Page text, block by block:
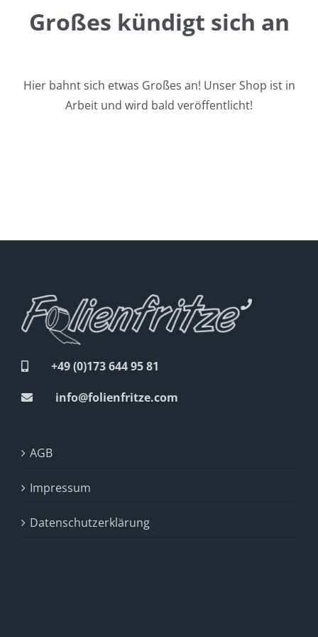
Großes kündigt sich an
Hier bahnt sich etwas Großes an! Unser Shop ist in
Arbeit und wird bald veröffentlicht!
+49 (0)173 644 95 81
info@folienfritze.com
AGB
Impressum
Datenschutzerklärung